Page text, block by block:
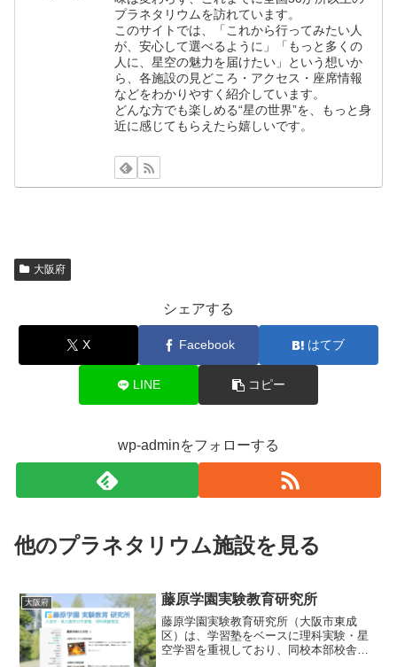
プラネタリウムを訪れています。
このサイトでは、「これから行ってみたい人
が、安心して選べるように」「もっと多くの
人に、星空の魅力を届けたい」という想いか
ら、各施設の見どころ・アクセス・座席情報
などをわかりやすく紹介しています。
どんな方でも楽しめる“星の世界”を、もっと身
近に感じてもらえたら嬉しいです。
大阪府
シェアする
X Facebook はてブ
LINE コピー
wp-adminをフォローする
他のプラネタリウム施設を見る
大阪府 藤原学園実験教育研究所
藤原学園実験教育研究所（大阪市東成
区）は、学習塾をベースに理科実験・星
空学習を重視しており、同校本部校舎内